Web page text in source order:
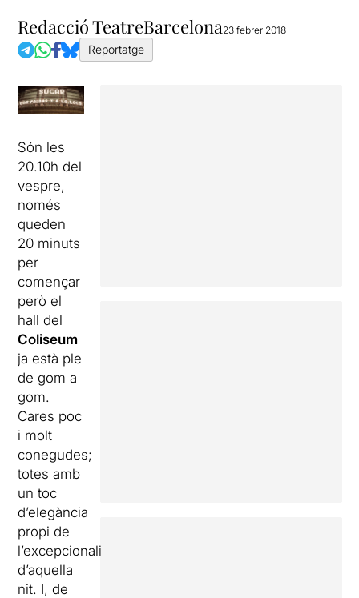
Redacció TeatreBarcelona23 febrer 2018
Reportatge
Són les
20.10h del
vespre,
només
queden
20 minuts
per
començar
però el
hall del
Coliseum
ja està ple
de gom a
gom.
Cares poc
i molt
conegudes;
totes amb
un toc
d’elegància
propi de
l’excepcionalitat
d’aquella
nit. I, de